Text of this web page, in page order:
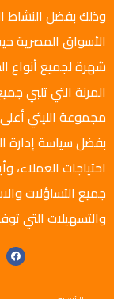
وذلك بفضل النشاط
الأسواق المصرية
شهرة لجميع أنواع
المرنة التي تلبي
بفضل سياسة إدارة
احتياجات العملاء،
جميع التساؤلات
والتسهيلات التي